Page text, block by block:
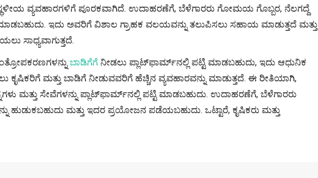
ವ್ಯವಹಾರಗಳಿಗೆ ಪೂರಕವಾಗಿದೆ. ಉದಾಹರಣೆಗೆ, ಬೆಳೆಗಾರರು ಗೋಮಯ ಗೊಬ್ಬರ, ನೆಲಗದ್ದೆ
ಇದು ಅವರಿಗೆ ವಿಶಾಲ ಗ್ರಾಹಕ ವಲಯವನ್ನು ತಲುಪಿಸಲು ಸಹಾಯ ಮಾಡುತ್ತದೆ ಮತ್ತು
ಸಾಧ್ಯವಾಗುತ್ತದೆ.
ಬಾಡಿಗೆಗೆ ನೀಡಲು ಪ್ಲಾಟ್‌ಫಾರ್ಮ್‌ನಲ್ಲಿ ಪಟ್ಟಿ ಮಾಡಬಹುದು, ಇದು ಆಧುನಿಕ
ಕೃಷಿಕರಿಗೆ ಮತ್ತು ಬಾಡಿಗೆ ನೀಡುವವರಿಗೆ ಹೆಚ್ಚಿನ ವ್ಯವಹಾರವನ್ನು ಮಾಡುತ್ತದೆ. ಈ ರೀತಿಯಾಗಿ,
ಮತ್ತು ಸೇವೆಗಳನ್ನು ಪ್ಲಾಟ್‌ಫಾರ್ಮ್‌ನಲ್ಲಿ ಪಟ್ಟಿ ಮಾಡಬಹುದು. ಉದಾಹರಣೆಗೆ, ಬೆಳೆಗಾರರು
ಮತ್ತು ಇದರ ಪ್ರಯೋಜನ ಪಡೆಯಬಹುದು. ಒಟ್ಟಾರೆ, ಕೃಷಿಕರು ಮತ್ತು